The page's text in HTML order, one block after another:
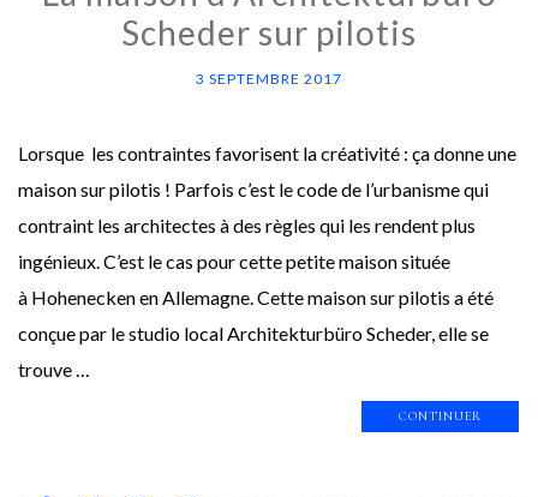
Scheder sur pilotis
3 SEPTEMBRE 2017
Lorsque les contraintes favorisent la créativité : ça donne une
maison sur pilotis ! Parfois c’est le code de l’urbanisme qui
contraint les architectes à des règles qui les rendent plus
ingénieux. C’est le cas pour cette petite maison située
à Hohenecken en Allemagne. Cette maison sur pilotis a été
conçue par le studio local Architekturbüro Scheder, elle se
trouve …
CONTINUER